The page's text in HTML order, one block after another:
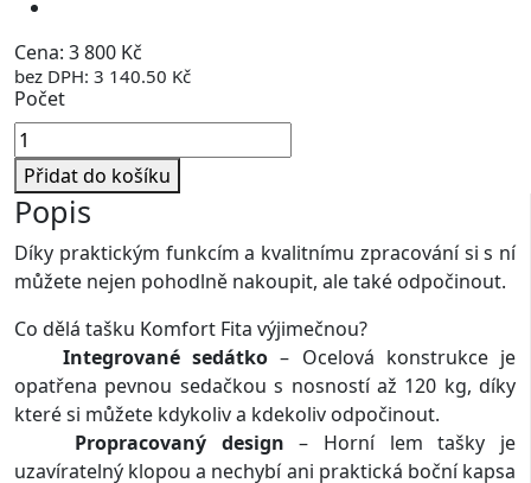
Cena: 3 800 Kč
bez DPH: 3 140.50 Kč
Počet
Přidat do košíku
Popis
Díky praktickým funkcím a kvalitnímu zpracování si s ní
můžete nejen pohodlně nakoupit, ale také odpočinout.
Co dělá tašku Komfort Fita výjimečnou?
Integrované sedátko – Ocelová konstrukce je
opatřena pevnou sedačkou s nosností až 120 kg, díky
které si můžete kdykoliv a kdekoliv odpočinout.
Propracovaný design – Horní lem tašky je
uzavíratelný klopou a nechybí ani praktická boční kapsa